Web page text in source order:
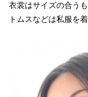
衣裳はサイズの合う
トムスなどは私服を